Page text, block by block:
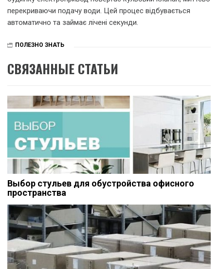
перекриваючи подачу води. Цей процес відбувається
автоматично та займає лічені секунди.
ПОЛЕЗНО ЗНАТЬ
СВЯЗАННЫЕ СТАТЬИ
Выбор стульев для обустройства офисного
пространства